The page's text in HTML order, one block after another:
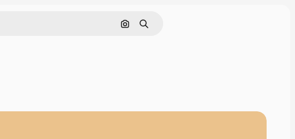
Cerca per immagine
Ricerca